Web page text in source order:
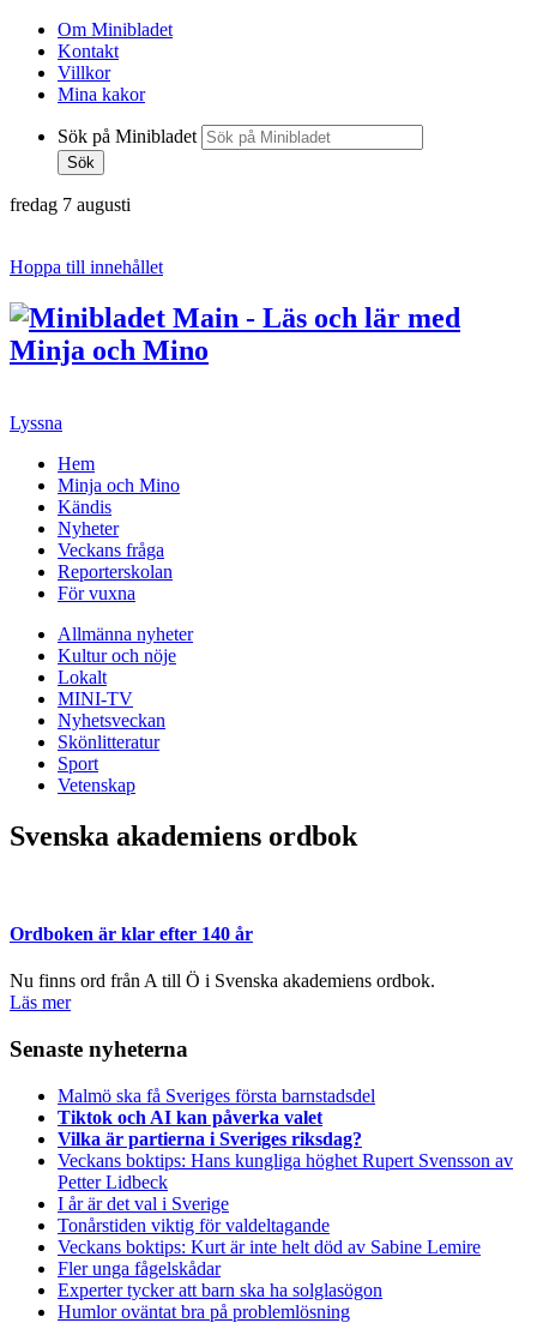
Om Minibladet
Kontakt
Villkor
Mina kakor
Sök på Minibladet
Sök
fredag 7 augusti
Hoppa till innehållet
Lyssna
Hem
Minja och Mino
Kändis
Nyheter
Veckans fråga
Reporterskolan
För vuxna
Allmänna nyheter
Kultur och nöje
Lokalt
MINI-TV
Nyhetsveckan
Skönlitteratur
Sport
Vetenskap
Svenska akademiens ordbok
Ordboken är klar efter 140 år
Nu finns ord från A till Ö i Svenska akademiens ordbok.
Läs mer
Senaste nyheterna
Malmö ska få Sveriges första barnstadsdel
Tiktok och AI kan påverka valet
Vilka är partierna i Sveriges riksdag?
Veckans boktips: Hans kungliga höghet Rupert Svensson av
Petter Lidbeck
I år är det val i Sverige
Tonårstiden viktig för valdeltagande
Veckans boktips: Kurt är inte helt död av Sabine Lemire
Fler unga fågelskådar
Experter tycker att barn ska ha solglasögon
Humlor oväntat bra på problemlösning